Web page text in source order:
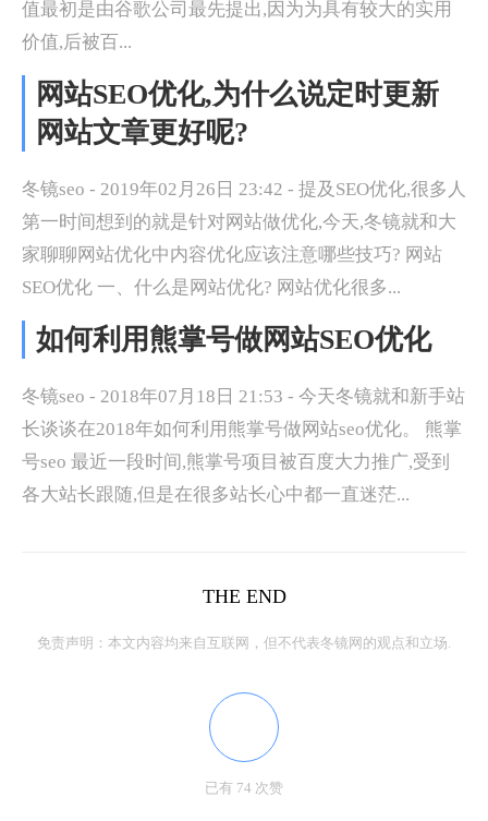
值最初是由谷歌公司最先提出,因为为具有较大的实用
价值,后被百...
网站SEO优化,为什么说定时更新
网站文章更好呢?
冬镜seo - 2019年02月26日 23:42 - 提及SEO优化,很多人
第一时间想到的就是针对网站做优化,今天,冬镜就和大
家聊聊网站优化中内容优化应该注意哪些技巧? 网站
SEO优化 一、什么是网站优化? 网站优化很多...
如何利用熊掌号做网站SEO优化
冬镜seo - 2018年07月18日 21:53 - 今天冬镜就和新手站
长谈谈在2018年如何利用熊掌号做网站seo优化。 熊掌
号seo 最近一段时间,熊掌号项目被百度大力推广,受到
各大站长跟随,但是在很多站长心中都一直迷茫...
THE END
免责声明：本文内容均来自互联网，但不代表冬镜网的观点和立场.
已有 74 次赞